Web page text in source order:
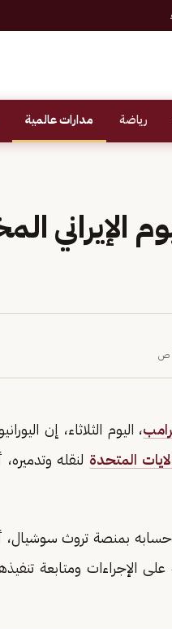
رياضة مدارات عالمية
، اليوم الثلاثاء، إن
المتحدة لنقله
بمنصة تروث سوشيال،
الإجراءات ومتابعة